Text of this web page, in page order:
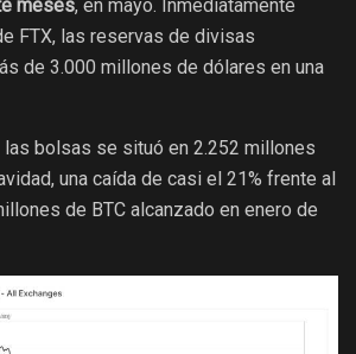
meses, en mayo. Inmediatamente
FTX, las reservas de divisas
de 3.000 millones de dólares en una
las bolsas se situó en 2.252 millones
una caída de casi el 21% frente al
de BTC alcanzado en enero de